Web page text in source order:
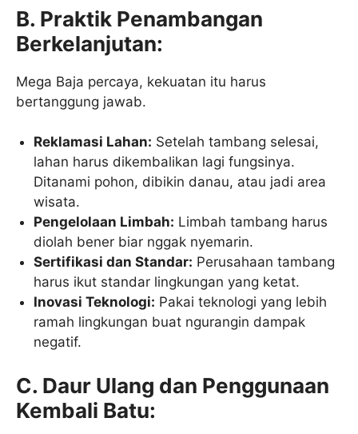
B. Praktik Penambangan
Berkelanjutan:
Mega Baja percaya, kekuatan itu harus
bertanggung jawab.
Reklamasi Lahan: Setelah tambang selesai,
lahan harus dikembalikan lagi fungsinya.
Ditanami pohon, dibikin danau, atau jadi area
wisata.
Pengelolaan Limbah: Limbah tambang harus
diolah bener biar nggak nyemarin.
Sertifikasi dan Standar: Perusahaan tambang
harus ikut standar lingkungan yang ketat.
Inovasi Teknologi: Pakai teknologi yang lebih
ramah lingkungan buat ngurangin dampak
negatif.
C. Daur Ulang dan Penggunaan
Kembali Batu: